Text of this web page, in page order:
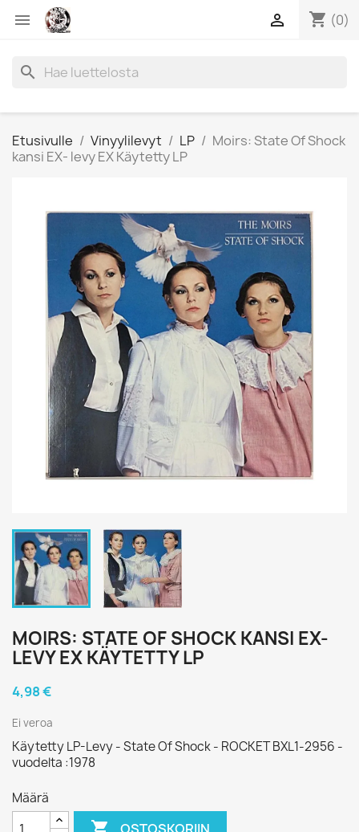
 shopping_cart (0)

search
Etusivulle Vinyylilevyt LP
Moirs: State Of Shock
kansi EX- levy EX Käytetty LP
MOIRS: STATE OF SHOCK KANSI EX-
LEVY EX KÄYTETTY LP
4,98 €
Ei veroa
Käytetty LP-Levy - State Of Shock - ROCKET BXL1-2956 -
vuodelta :1978
Määrä
 OSTOSKORIIN